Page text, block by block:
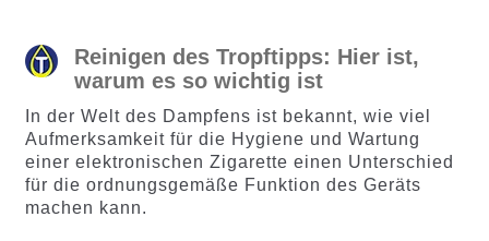
Reinigen des Tropftipps: Hier ist,
warum es so wichtig ist
In der Welt des Dampfens ist bekannt, wie viel
Aufmerksamkeit für die Hygiene und Wartung
einer elektronischen Zigarette einen Unterschied
für die ordnungsgemäße Funktion des Geräts
machen kann.